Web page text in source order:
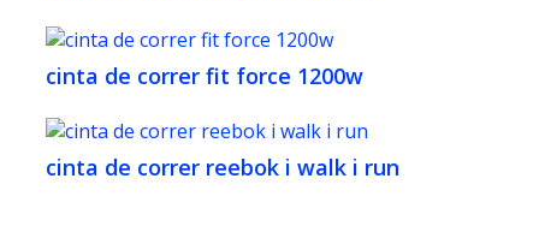
cinta de correr fit force 1200w
cinta de correr reebok i walk i run